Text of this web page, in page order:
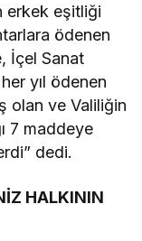
erkek eşitliği
ödenen
İçel Sanat
yıl ödenen
olan ve Valiliğin
7 maddeye
dedi.
HALKININ